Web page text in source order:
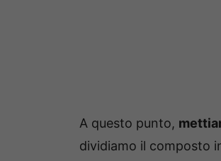
A questo punto,
dividiamo il composto